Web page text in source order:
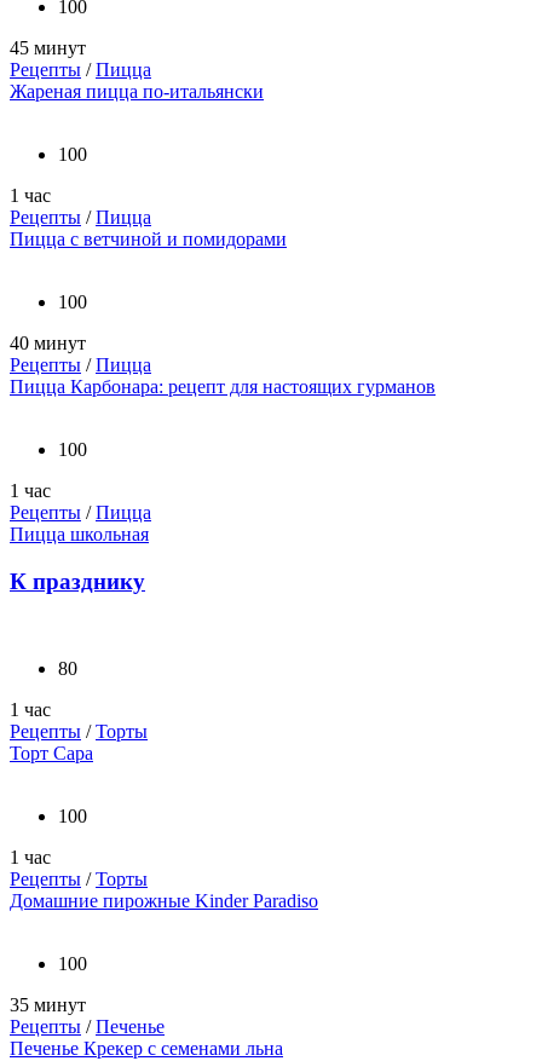
100
45 минут
Рецепты /Пицца
Жареная пицца по-итальянски
100
1 час
Рецепты /Пицца
Пицца с ветчиной и помидорами
100
40 минут
Рецепты /Пицца
Пицца Карбонара: рецепт для настоящих гурманов
100
1 час
Рецепты /Пицца
Пицца школьная
К празднику
80
1 час
Рецепты /Торты
Торт Сара
100
1 час
Рецепты /Торты
Домашние пирожные Kinder Paradiso
100
35 минут
Рецепты /Печенье
Печенье Крекер с семенами льна